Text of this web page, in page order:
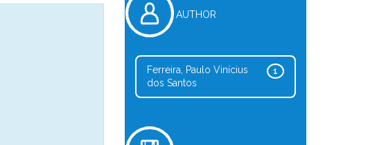
AUTHOR
1
Ferreira, Paulo Vinícius
dos Santos